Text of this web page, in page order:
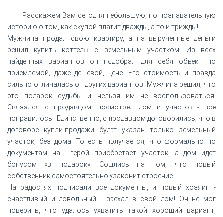
Расскажем Вам сегодня небольшую, но познавательную
историю о том, как скупой платит дважды, а то и трижды!
Мужчина продал свою квартиру, а на вырученные деньги
решил купить коттедж с земельным участком. Из всех
найденных вариантов он подобрал для себя объект по
приемлемой, даже дешевой, цене. Его стоимость и правда
сильно отличалась от других вариантов. Мужчина решил, что
это подарок судьбы и нельзя им не воспользоваться.
Связался с продавцом, посмотрел дом и участок - все
понравилось! Единственно, с продавцом договорились, что в
договоре купли-продажи будет указан только земельный
участок, без дома. То есть получается, что формально по
документам наш герой приобретает участок, а дом идёт
бонусом «в подарок». Сошлись на том, что новый
собственник самостоятельно узаконит строение.
На радостях подписали все документы, и новый хозяин -
счастливый и довольный - заехал в свой дом! Он не мог
поверить, что удалось ухватить такой хороший вариант,